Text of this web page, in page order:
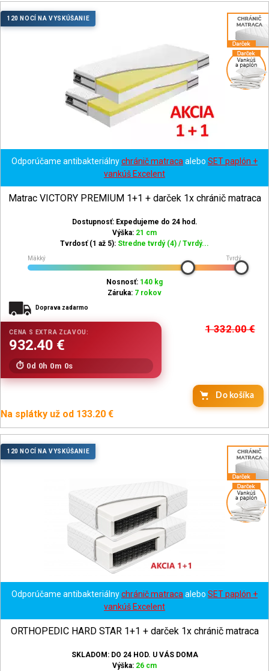
120 NOCÍ NA VYSKÚŠANIE
Odporúčame antibakteriálnychránič matraca alebo SET paplón +
vankúš Excelent
Matrac VICTORY PREMIUM 1+1 + darček 1x chránič matraca
Dostupnosť: Expedujeme do 24 hod.
Výška: 21 cm
Tvrdosť (1 až 5): Stredne tvrdý (4) / Tvrdý...
Mäkký Tvrdý
Nosnosť: 140 kg
Záruka: 7 rokov
Doprava zadarmo
1 332.00€
0d 0h 0m 0s
Do košíka
Na splátky už od 133.20 €
120 NOCÍ NA VYSKÚŠANIE
Odporúčame antibakteriálnychránič matraca alebo SET paplón +
vankúš Excelent
ORTHOPEDIC HARD STAR 1+1 + darček 1x chránič matraca
SKLADOM: DO 24 HOD. U VÁS DOMA
Výška: 26 cm